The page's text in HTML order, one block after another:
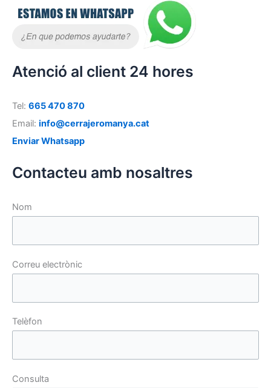
Atenció al client 24 hores
Tel: 665 470 870
Email: info@cerrajeromanya.cat
Enviar Whatsapp
Contacteu amb nosaltres
Nom
Correu electrònic
Telèfon
Consulta